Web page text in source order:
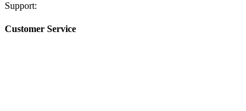
Support:
Customer Service